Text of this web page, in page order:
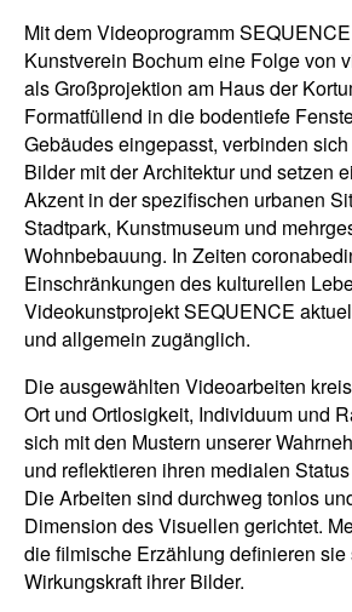
Mit dem Videoprogramm
Kunstverein Bochum eine Folge von
als Großprojektion am Haus der
Formatfüllend in die bodentiefe
Gebäudes eingepasst, verbinden
Bilder mit der Architektur und setzen
Akzent in der spezifischen urbanen
Stadtpark, Kunstmuseum und
Wohnbebauung. In Zeiten
Einschränkungen des kulturellen
Videokunstprojekt SEQUENCE
und allgemein zugänglich.
Die ausgewählten Videoarbeiten
Ort und Ortlosigkeit, Individuum und
sich mit den Mustern unserer
und reflektieren ihren medialen
Die Arbeiten sind durchweg tonlos
Dimension des Visuellen gerichtet.
die filmische Erzählung definieren
Wirkungskraft ihrer Bilder.